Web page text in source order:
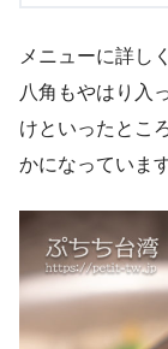
メニューに詳し
八角もやはり入
けといったとこ
かになっています